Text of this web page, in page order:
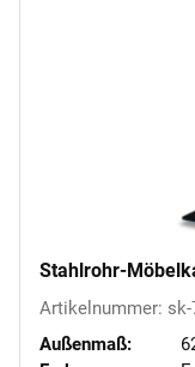
Stahlrohr-
Artikelnummer: sk-
Außenmaß: